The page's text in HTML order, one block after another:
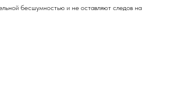
бесшумностью и не оставляют следов на